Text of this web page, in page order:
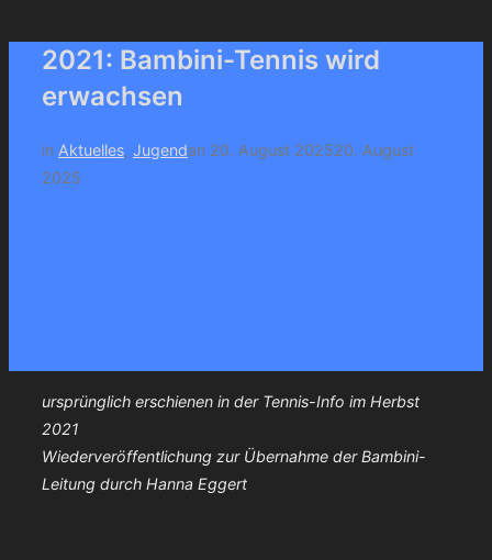
&
Navigation
umschalten
2021: Bambini-Tennis wird
erwachsen
in Aktuelles, Jugendan Veröffentlicht
20. August 202520. August
2025
ursprünglich erschienen in der Tennis-Info im Herbst
2021
Wiederveröffentlichung zur Übernahme der Bambini-
Leitung durch Hanna Eggert